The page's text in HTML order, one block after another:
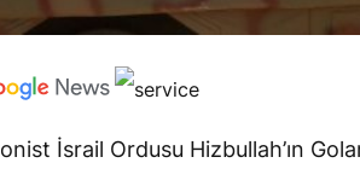
İsrail Ordusu Hizbullah’ın